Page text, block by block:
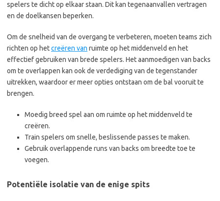
spelers te dicht op elkaar staan. Dit kan tegenaanvallen vertragen
en de doelkansen beperken.
Om de snelheid van de overgang te verbeteren, moeten teams zich
richten op hetcreëren van ruimte op het middenveld en het
effectief gebruiken van brede spelers. Het aanmoedigen van backs
om te overlappen kan ook de verdediging van de tegenstander
uitrekken, waardoor er meer opties ontstaan om de bal vooruit te
brengen.
Moedig breed spel aan om ruimte op het middenveld te
creëren.
Train spelers om snelle, beslissende passes te maken.
Gebruik overlappende runs van backs om breedte toe te
voegen.
Potentiële isolatie van de enige spits